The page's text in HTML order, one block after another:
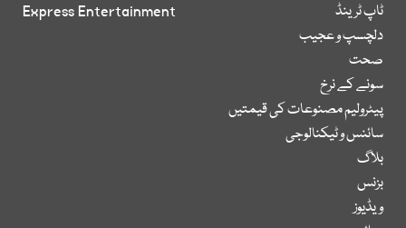
ٹاپ ٹرینڈ
دلچسپ و عجیب
صحت
سونے کے نرخ
پیٹرولیم مصنوعات کی قیمتیں
سائنس و ٹیکنالوجی
بلاگ
بزنس
ویڈیوز
Express Entertainment